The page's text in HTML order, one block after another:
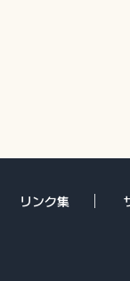
リンク集